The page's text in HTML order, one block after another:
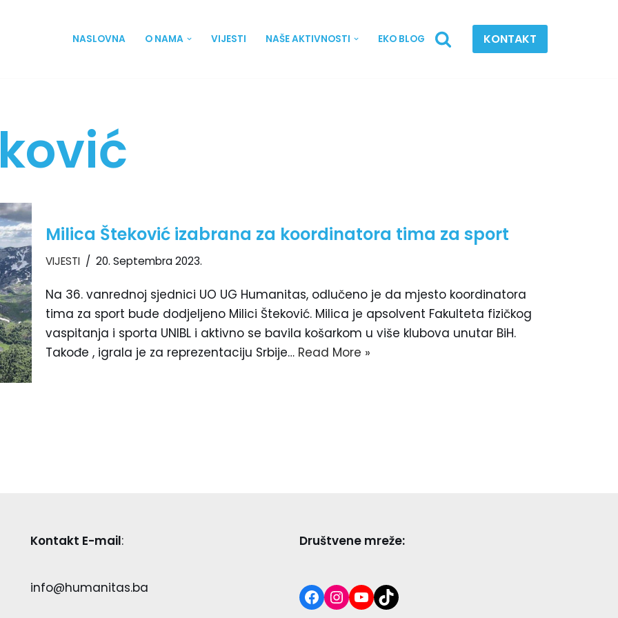
NASLOVNA O NAMA VIJESTI NAŠE AKTIVNOSTI EKO BLOG KONTAKT
Milica Šteković izabrana za koordinatora tima za sport
VIJESTI 20. Septembra 2023.
Na 36. vanrednoj sjednici UO UG Humanitas, odlučeno je da mjesto koordinatora
tima za sport bude dodjeljeno Milici Šteković. Milica je apsolvent Fakulteta fizičkog
vaspitanja i sporta UNIBL i aktivno se bavila košarkom u više klubova unutar BiH.
Takođe , igrala je za reprezentaciju Srbije… Read More »
Kontakt E-mail:
info@humanitas.ba
Društvene mreže: